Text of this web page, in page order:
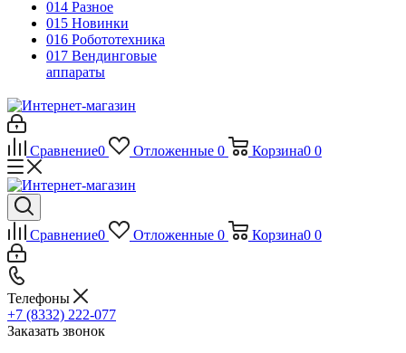
014 Разное
015 Новинки
016 Робототехника
017 Вендинговые
аппараты
Сравнение0 Отложенные 0 Корзина0 0
Сравнение0 Отложенные 0 Корзина0 0
Телефоны
+7 (8332) 222-077
Заказать звонок